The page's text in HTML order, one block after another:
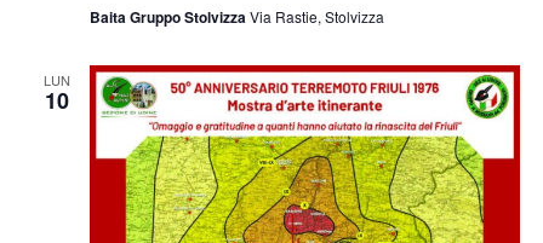
Baita Gruppo StolvizzaVia Rastie, Stolvizza
LUN
10